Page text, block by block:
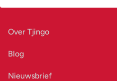
Over Tjingo
Blog
Nieuwsbrief